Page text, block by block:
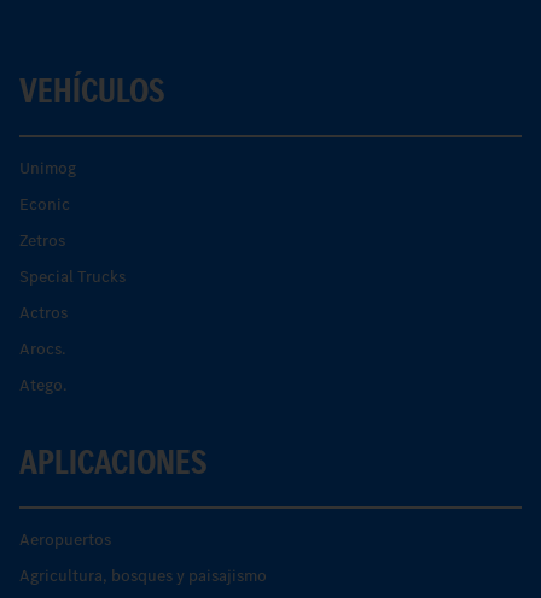
VEHÍCULOS
Unimog
Econic
Zetros
Special Trucks
Actros
Arocs.
Atego.
APLICACIONES
Aeropuertos
Agricultura, bosques y paisajismo